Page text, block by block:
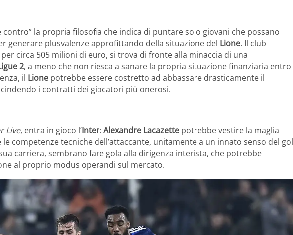
contro” la propria filosofia che indica di puntare solo giovani che possano
generare plusvalenze approfittando della situazione del Lione. Il club
circa 505 milioni di euro, si trova di fronte alla minaccia di una
2, a meno che non riesca a sanare la propria situazione finanziaria entro
il Lione potrebbe essere costretto ad abbassare drasticamente il
i contratti dei giocatori più onerosi.
Live, entra in gioco l’Inter: Alexandre Lacazette potrebbe vestire la maglia
le competenze tecniche dell’attaccante, unitamente a un innato senso del gol
carriera, sembrano fare gola alla dirigenza interista, che potrebbe
al proprio modus operandi sul mercato.